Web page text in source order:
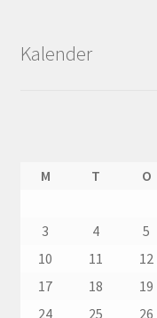
Kalender
M T O
3
4 5
10
11 12
17
18 19
24
25 26